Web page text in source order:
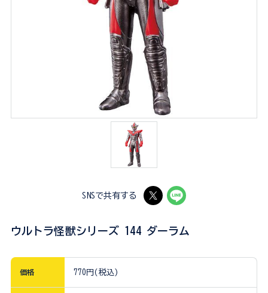
SNSで共有する
ウルトラ怪獣シリーズ 144 ダーラム
価格 770円(税込)